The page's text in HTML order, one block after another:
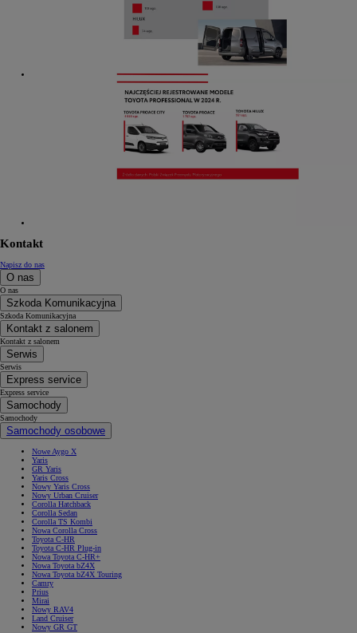
Kontakt
Napisz do nas
O nas
O nas
Szkoda Komunikacyjna
Szkoda Komunikacyjna
Kontakt z salonem
Kontakt z salonem
Serwis
Serwis
Express service
Express service
Samochody
Samochody
Samochody osobowe
Nowe Aygo X
Yaris
GR Yaris
Yaris Cross
Nowy Yaris Cross
Nowy Urban Cruiser
Corolla Hatchback
Corolla Sedan
Corolla TS Kombi
Nowa Corolla Cross
Toyota C-HR
Toyota C-HR Plug-in
Nowa Toyota C-HR+
Nowa Toyota bZ4X
Nowa Toyota bZ4X Touring
Camry
Prius
Mirai
Nowy RAV4
Land Cruiser
Nowy GR GT